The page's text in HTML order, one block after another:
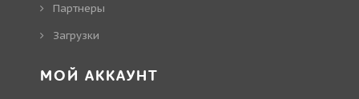
Партнеры
Загрузки
МОЙ АККАУНТ